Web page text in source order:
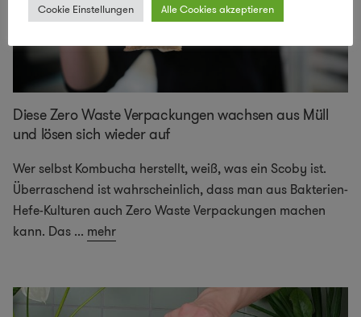
Diese Zero Waste Verpackungen wachsen aus Müll
und lösen sich wieder auf
Wer selbst Kombucha herstellt, weiß, was ein Scoby ist.
Überraschend ist wahrscheinlich, dass man aus Bakterien-
Hefe-Kulturen auch Zero Waste Verpackungen machen
kann. Das ... mehr
Cookie Einstellungen Alle Cookies akzeptieren